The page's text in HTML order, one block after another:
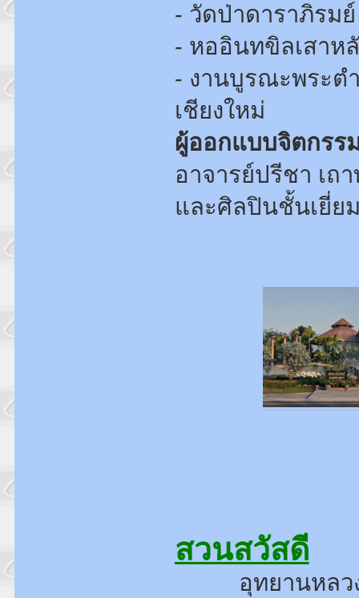
- วัดป่าดาราภิรม
- หออินทขิลเสาห
- งานบูรณะพระต
เชียงใหม่
ผู้ออกแบบจิตกรร
อาจารย์ปรีชา เถ
และศิลปินชั้นเยี่ย
สวนสวัสดี
อุทยานหลวงร